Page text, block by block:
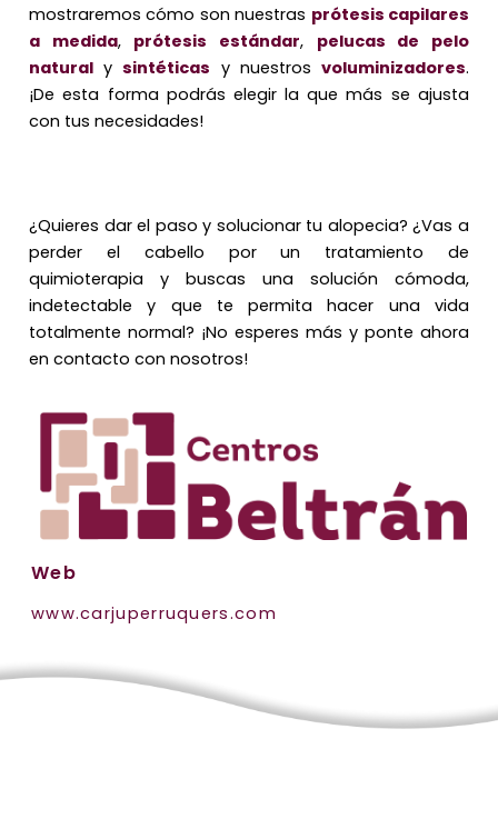
mostraremos cómo son nuestras prótesis capilares
a medida, prótesis estándar, pelucas de pelo
natural ysintéticas y nuestros voluminizadores.
¡De esta forma podrás elegir la que más se ajusta
con tus necesidades!
¿Quieres dar el paso y solucionar tu alopecia? ¿Vas a
perder el cabello por un tratamiento de
quimioterapia y buscas una solución cómoda,
indetectable y que te permita hacer una vida
totalmente normal? ¡No esperes más y ponte ahora
en contacto con nosotros!
Web
www.carjuperruquers.com